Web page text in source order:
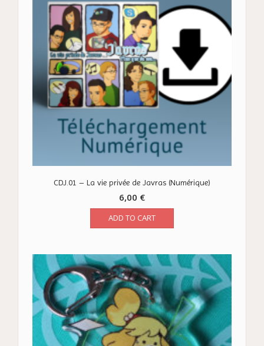
CDJ.01 – La vie privée de Javras (Numérique)
6,00 €
ADD TO CART